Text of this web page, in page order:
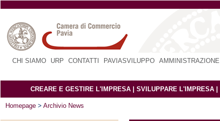
CHI SIAMO URP CONTATTI PAVIASVILUPPO
CREARE E GESTIRE L'IMPRESA SVILUPPARE L'IMPRESA
Homepage > Archivio News